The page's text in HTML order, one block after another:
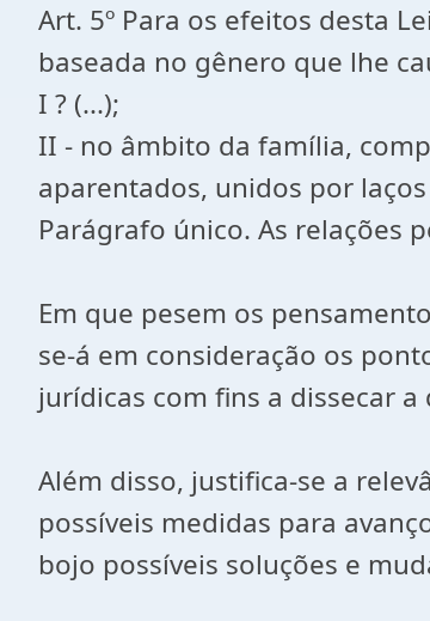
Art. 5º Para os efeitos desta
baseada no gênero que lhe
I ? (...);
II - no âmbito da família,
aparentados, unidos por
Parágrafo único. As relações
Em que pesem os
se-á em consideração os
jurídicas com fins a dissecar
Além disso, justifica-se a
possíveis medidas para
bojo possíveis soluções e